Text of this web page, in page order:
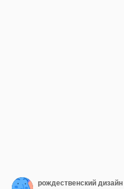
рождественский дизайн